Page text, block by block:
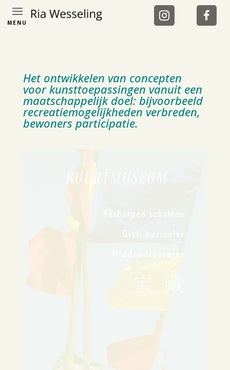
MENU
Het ontwikkelen van concepten
voor kunsttoepassingen vanuit een
maatschappelijk doel: bijvoorbeeld
recreatiemogelijkheden verbreden,
bewoners participatie.